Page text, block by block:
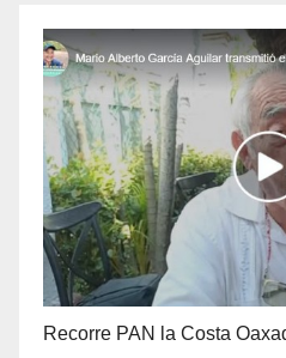
Recorre PAN la Costa